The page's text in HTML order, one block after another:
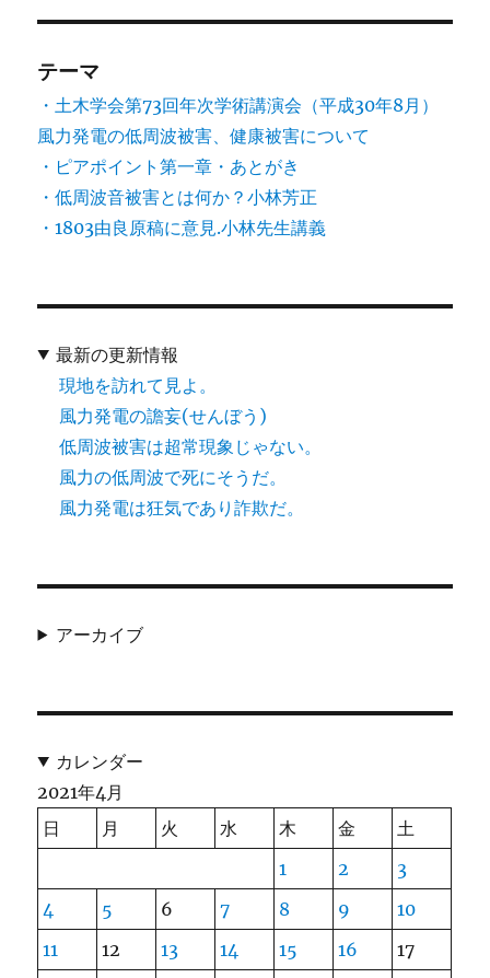
テーマ
・土木学会第73回年次学術講演会（平成30年8月）
風力発電の低周波被害、健康被害について
・ピアポイント第一章・あとがき
・低周波音被害とは何か？小林芳正
・1803由良原稿に意見.小林先生講義
最新の更新情報
現地を訪れて見よ。
風力発電の譫妄(せんぼう)
低周波被害は超常現象じゃない。
風力の低周波で死にそうだ。
風力発電は狂気であり詐欺だ。
アーカイブ
カレンダー
2021年4月
日
月 火 水 木 金
土
1
2
3
4
5 6 7 8 9
10
11
12 13 14 15 16 17